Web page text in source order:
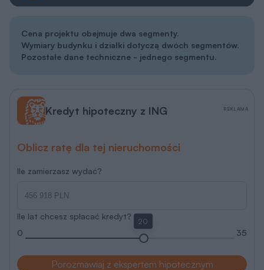
Cena projektu obejmuje dwa segmenty.
Wymiary budynku i działki dotyczą dwóch segmentów.
Pozostałe dane techniczne - jednego segmentu.
Kredyt hipoteczny z ING
Oblicz ratę dla tej nieruchomości
Ile zamierzasz wydać?
Ile lat chcesz spłacać kredyt?
0
20
35
Porozmawiaj z ekspertem hipotecznym
REKLAMA